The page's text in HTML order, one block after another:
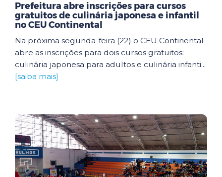
Prefeitura abre inscrições para cursos
gratuitos de culinária japonesa e infantil
no CEU Continental
Na próxima segunda-feira (22) o CEU Continental
abre as inscrições para dois cursos gratuitos:
culinária japonesa para adultos e culinária infanti...
[saiba mais]